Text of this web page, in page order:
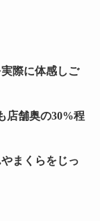
際に体感しご
店舗奥の30%程
まくらをじっ